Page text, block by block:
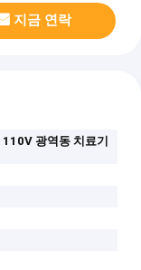
지금 연락
110V 광역동 치료기